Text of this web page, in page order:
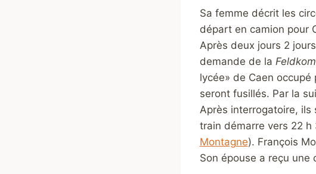
Sa femme décrit les
départ en camion pour
Après deux jours 2
demande de la
lycée» de Caen
seront fusillés. Par la
Après interrogatoire, ils
train démarre vers 22 h
Montagne). François
Son épouse a reçu